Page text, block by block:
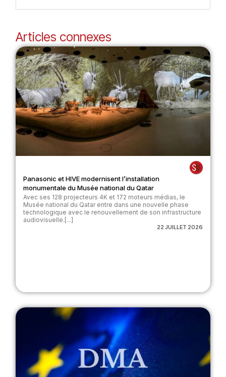
Articles connexes
Panasonic et HIVE modernisent l’installation
monumentale du Musée national du Qatar
Avec ses 128 projecteurs 4K et 172 moteurs médias, le
Musée national du Qatar entre dans une nouvelle phase
technologique avec le renouvellement de son infrastructure
audiovisuelle.[...]
22 JUILLET 2026